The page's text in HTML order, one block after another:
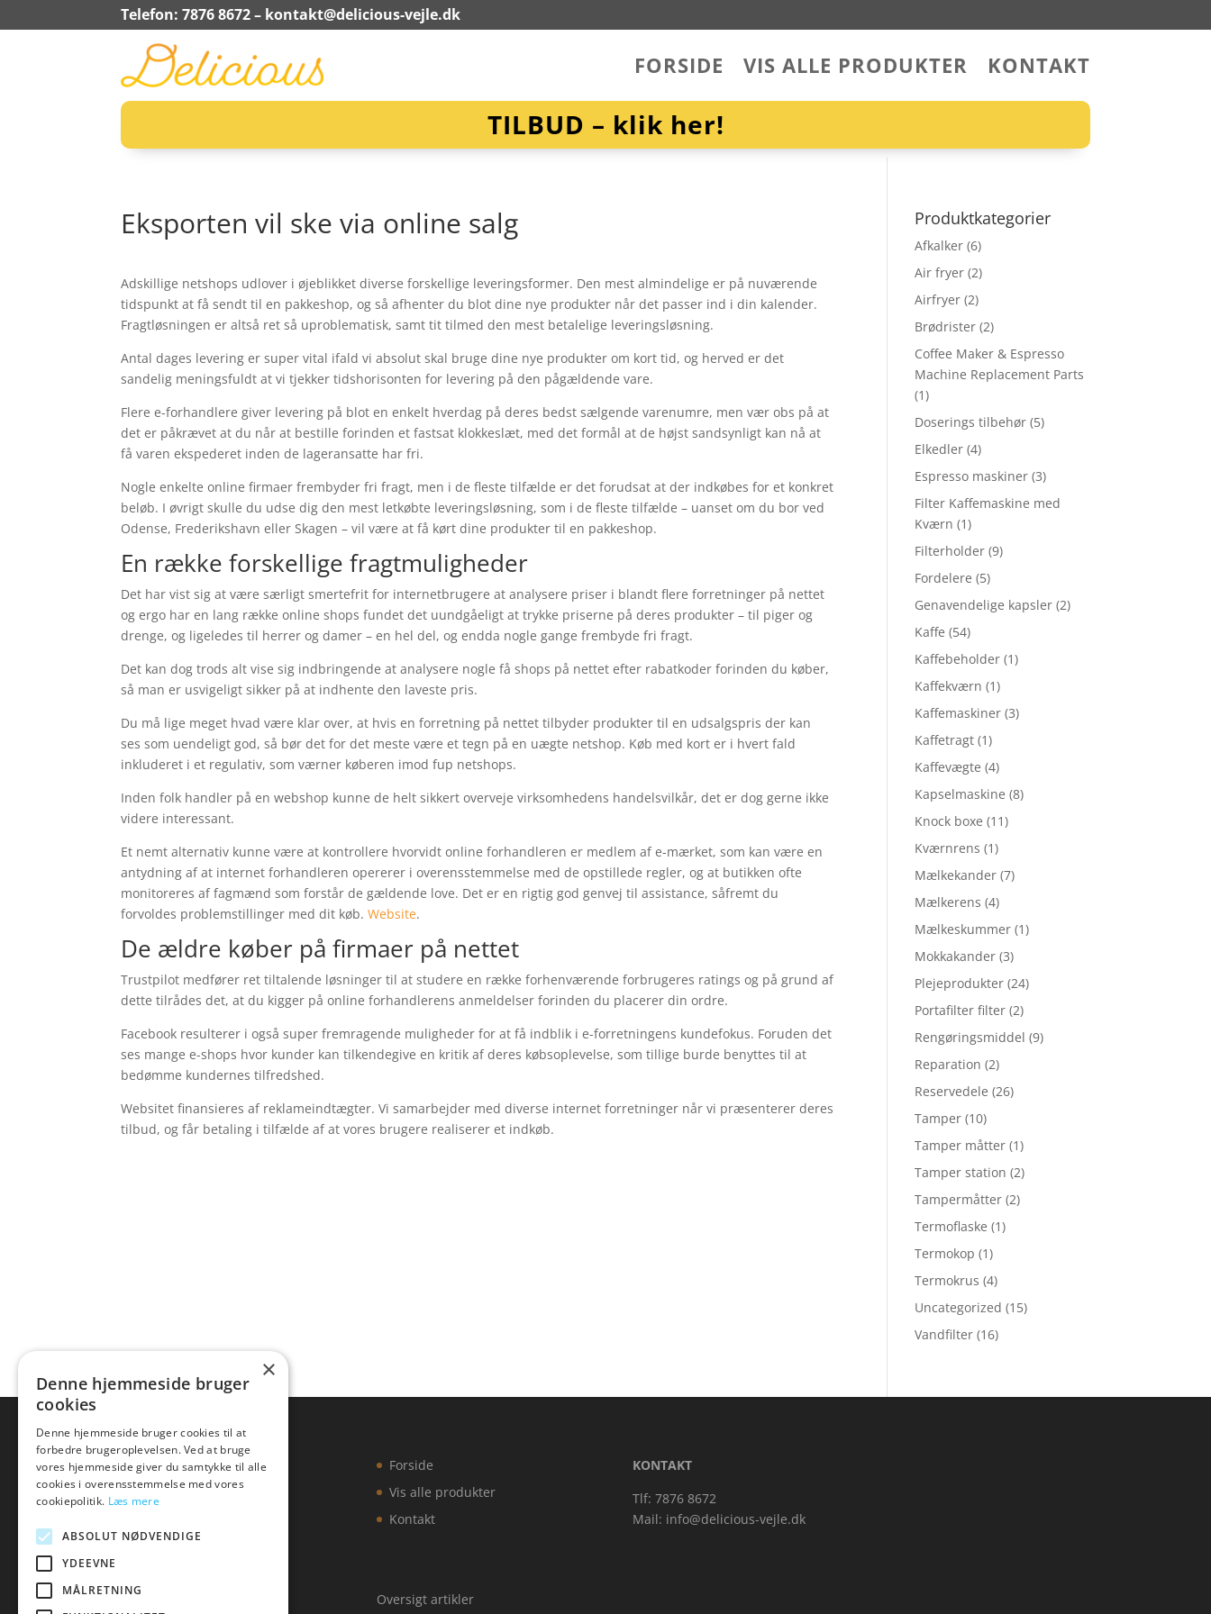
Telefon: 7876 8672 – kontakt@delicious-vejle.dk
FORSIDE VIS ALLE PRODUKTER KONTAKT
TILBUD – klik her!
Eksporten vil ske via online salg
Adskillige netshops udlover i øjeblikket diverse forskellige leveringsformer. Den mest almindelige er på nuværende
tidspunkt at få sendt til en pakkeshop, og så afhenter du blot dine nye produkter når det passer ind i din kalender.
Fragtløsningen er altså ret så uproblematisk, samt tit tilmed den mest betalelige leveringsløsning.
Antal dages levering er super vital ifald vi absolut skal bruge dine nye produkter om kort tid, og herved er det
sandelig meningsfuldt at vi tjekker tidshorisonten for levering på den pågældende vare.
Flere e-forhandlere giver levering på blot en enkelt hverdag på deres bedst sælgende varenumre, men vær obs på at
det er påkrævet at du når at bestille forinden et fastsat klokkeslæt, med det formål at de højst sandsynligt kan nå at
få varen ekspederet inden de lageransatte har fri.
Nogle enkelte online firmaer frembyder fri fragt, men i de fleste tilfælde er det forudsat at der indkøbes for et konkret
beløb. I øvrigt skulle du udse dig den mest letkøbte leveringsløsning, som i de fleste tilfælde – uanset om du bor ved
Odense, Frederikshavn eller Skagen – vil være at få kørt dine produkter til en pakkeshop.
En række forskellige fragtmuligheder
Det har vist sig at være særligt smertefrit for internetbrugere at analysere priser i blandt flere forretninger på nettet
og ergo har en lang række online shops fundet det uundgåeligt at trykke priserne på deres produkter – til piger og
drenge, og ligeledes til herrer og damer – en hel del, og endda nogle gange frembyde fri fragt.
Det kan dog trods alt vise sig indbringende at analysere nogle få shops på nettet efter rabatkoder forinden du køber,
så man er usvigeligt sikker på at indhente den laveste pris.
Du må lige meget hvad være klar over, at hvis en forretning på nettet tilbyder produkter til en udsalgspris der kan
ses som uendeligt god, så bør det for det meste være et tegn på en uægte netshop. Køb med kort er i hvert fald
inkluderet i et regulativ, som værner køberen imod fup netshops.
Inden folk handler på en webshop kunne de helt sikkert overveje virksomhedens handelsvilkår, det er dog gerne ikke
videre interessant.
Et nemt alternativ kunne være at kontrollere hvorvidt online forhandleren er medlem af e-mærket, som kan være en
antydning af at internet forhandleren opererer i overensstemmelse med de opstillede regler, og at butikken ofte
monitoreres af fagmænd som forstår de gældende love. Det er en rigtig god genvej til assistance, såfremt du
forvoldes problemstillinger med dit køb.Website.
De ældre køber på firmaer på nettet
Trustpilot medfører ret tiltalende løsninger til at studere en række forhenværende forbrugeres ratings og på grund af
dette tilrådes det, at du kigger på online forhandlerens anmeldelser forinden du placerer din ordre.
Facebook resulterer i også super fremragende muligheder for at få indblik i e-forretningens kundefokus. Foruden det
ses mange e-shops hvor kunder kan tilkendegive en kritik af deres købsoplevelse, som tillige burde benyttes til at
bedømme kundernes tilfredshed.
Websitet finansieres af reklameindtægter. Vi samarbejder med diverse internet forretninger når vi præsenterer deres
tilbud, og får betaling i tilfælde af at vores brugere realiserer et indkøb.
Produktkategorier
Afkalker (6)
Air fryer (2)
Airfryer (2)
Brødrister (2)
Coffee Maker & Espresso
Machine Replacement Parts
(1)
Doserings tilbehør (5)
Elkedler (4)
Espresso maskiner (3)
Filter Kaffemaskine med
Kværn (1)
Filterholder (9)
Fordelere (5)
Genavendelige kapsler (2)
Kaffe (54)
Kaffebeholder (1)
Kaffekværn (1)
Kaffemaskiner (3)
Kaffetragt (1)
Kaffevægte (4)
Kapselmaskine (8)
Knock boxe (11)
Kværnrens (1)
Mælkekander (7)
Mælkerens (4)
Mælkeskummer (1)
Mokkakander (3)
Plejeprodukter (24)
Portafilter filter (2)
Rengøringsmiddel (9)
Reparation (2)
Reservedele (26)
Tamper (10)
Tamper måtter (1)
Tamper station (2)
Tampermåtter (2)
Termoflaske (1)
Termokop (1)
Termokrus (4)
Uncategorized (15)
Vandfilter (16)
Forside
Vis alle produkter
Kontakt
Oversigt artikler
KONTAKT
Tlf: 7876 8672
Mail: info@delicious-vejle.dk
×
Denne hjemmeside bruger
cookies
Denne hjemmeside bruger cookies til at
forbedre brugeroplevelsen. Ved at bruge
vores hjemmeside giver du samtykke til alle
cookies i overensstemmelse med vores
cookiepolitik. Læs mere
ABSOLUT NØDVENDIGE
YDEEVNE
MÅLRETNING